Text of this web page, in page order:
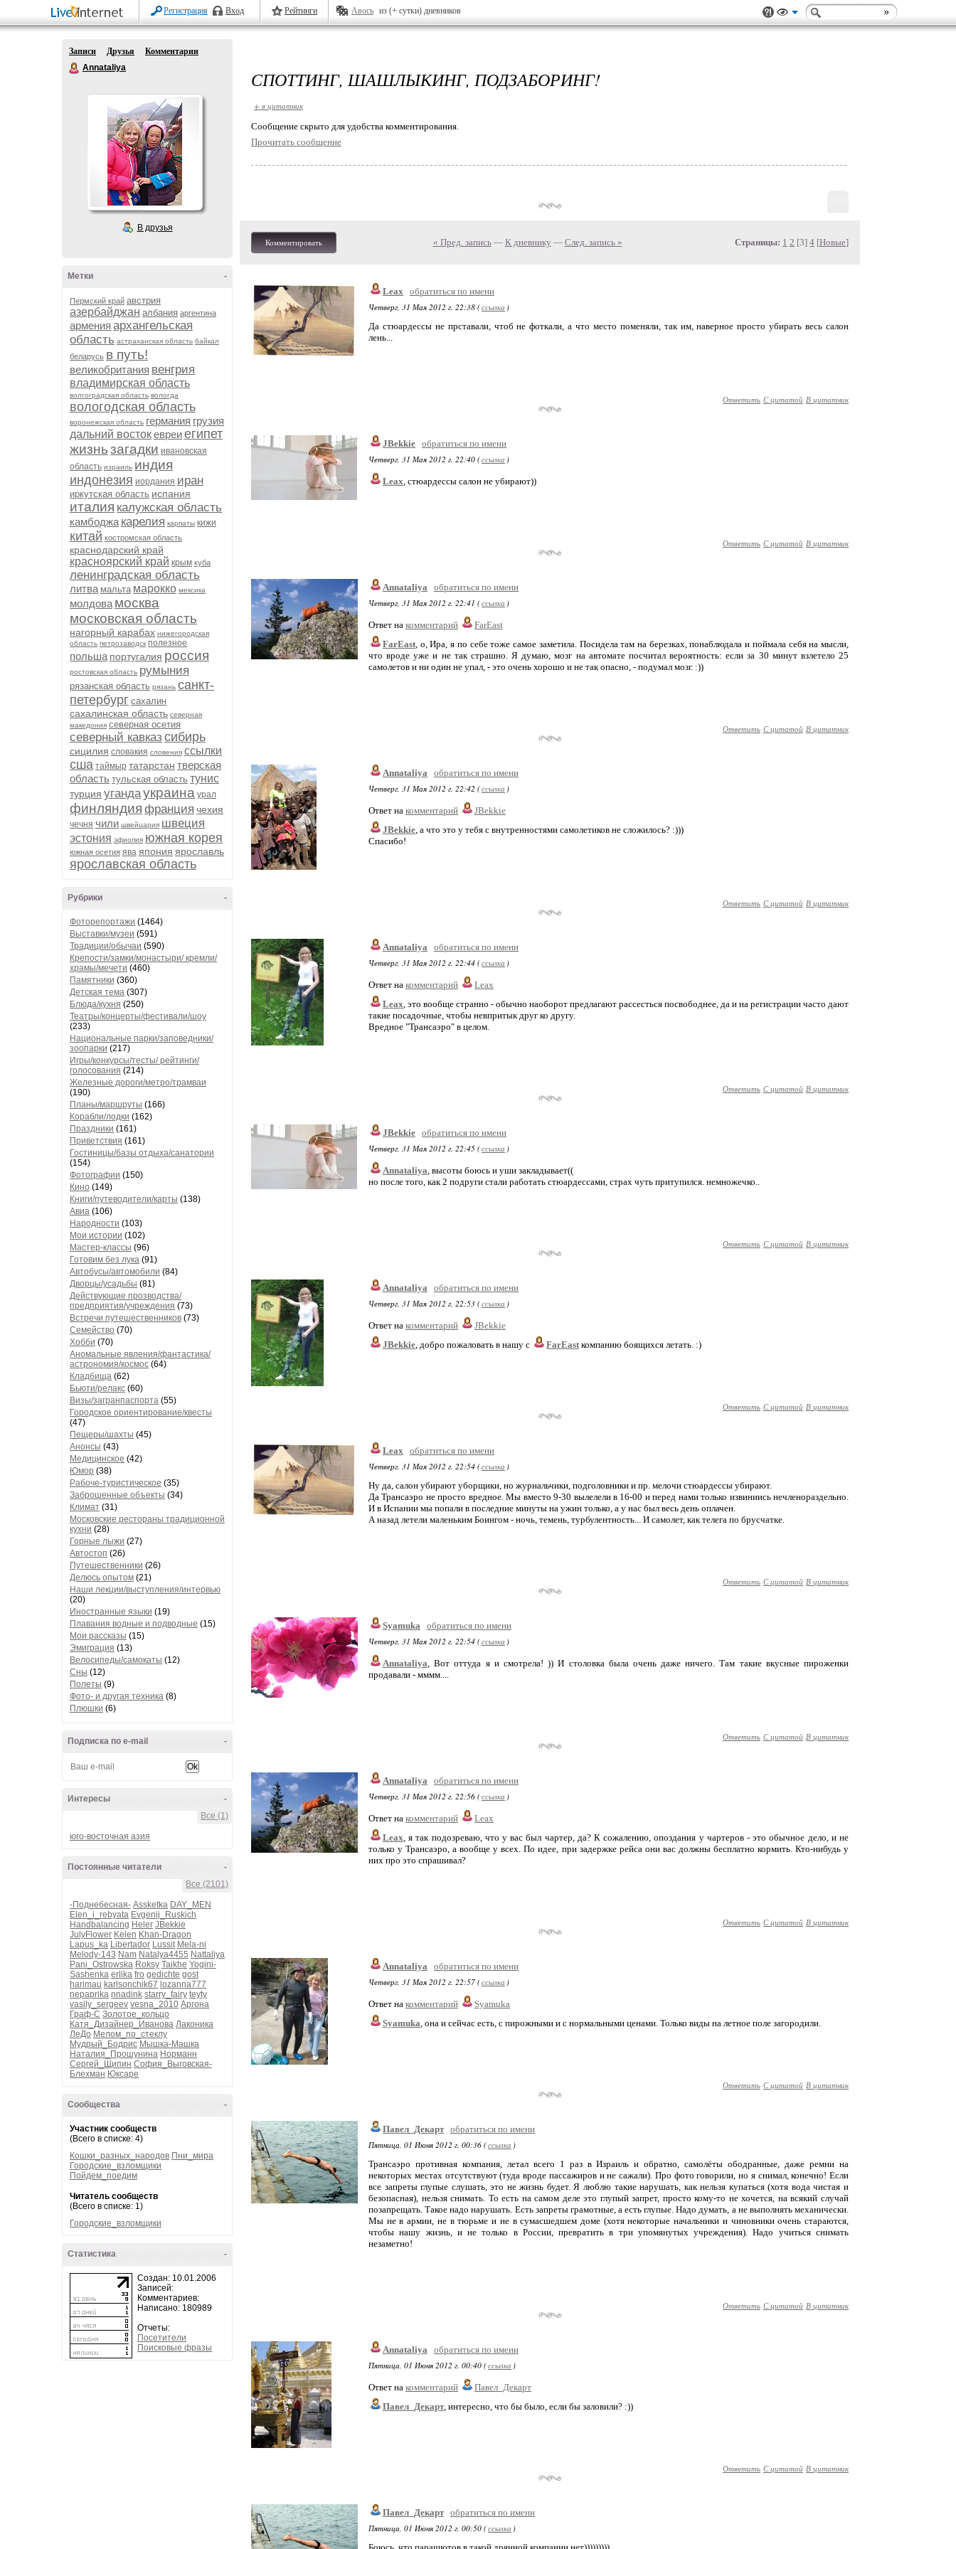
Регистрация Вход Рейтинги Авось из (+ сутки) дневников
Записи Друзья
Комментарии
Annataliya
В друзья
-
Метки
Пермский край австрия
азербайджан албания аргентина
армения архангельская
область астраханская область байкал
беларусь в путь!
великобритания венгрия
владимирская область
волгоградская область вологда
вологодская область
воронежская область германия грузия
дальний востокевреиегипет
жизньзагадки ивановская
область израиль индия
индонезия иордания иран
иркутская область испания
италия калужская область
камбоджа карелия карпаты кижи
китай костромская область
краснодарский край
красноярский край крым куба
ленинградская область
литва мальта марокко мексика
молдова москва
московская область
нагорный карабах нижегородская
область петрозаводск полезное
польша португалия россия
ростовская область румыния
рязанская область рязань санкт-
петербург сахалин
сахалинская область северная
македония северная осетия
северный кавказ сибирь
сицилия словакия словения ссылки
сша таймыр татарстан тверская
область тульская область тунис
турция угандаукраина урал
финляндия франция чехия
чечня чили швейцария швеция
эстония эфиопия южная корея
южная осетия ява япония ярославль
ярославская область
-
Рубрики
Фоторепортажи (1464)
Выставки/музеи (591)
Традиции/обычаи (590)
Крепости/замки/монастыри/ кремли/
храмы/мечети (460)
Памятники (360)
Детская тема (307)
Блюда/кухня (250)
Театры/концерты/фестивали/шоу
(233)
Национальные парки/заповедники/
зоопарки (217)
Игры/конкурсы/тесты/ рейтинги/
голосования (214)
Железные дороги/метро/трамваи
(190)
Планы/маршруты (166)
Корабли/лодки (162)
Праздники (161)
Приветствия (161)
Гостиницы/базы отдыха/санатории
(154)
Фотографии (150)
Кино (149)
Книги/путеводители/карты (138)
Авиа (106)
Народности (103)
Мои истории (102)
Мастер-классы (96)
Готовим без лука (91)
Автобусы/автомобили (84)
Дворцы/усадьбы (81)
Действующие прозводства/
предприятия/учреждения (73)
Встречи путешественников (73)
Семейство (70)
Хобби (70)
Аномальные явления/фантастика/
астрономия/космос (64)
Кладбища (62)
Бьюти/релакс (60)
Визы/загранпаспорта (55)
Городское ориентирование/квесты
(47)
Пещеры/шахты (45)
Анонсы (43)
Медицинское (42)
Юмор (38)
Рабоче-туристическое (35)
Заброшенные объекты (34)
Климат (31)
Московские рестораны традиционной
кухни (28)
Горные лыжи (27)
Автостоп (26)
Путешественники (26)
Делюсь опытом (21)
Наши лекции/выступления/интервью
(20)
Иностранные языки (19)
Плавания водные и подводные (15)
Мои рассказы (15)
Эмиграция (13)
Велосипеды/самокаты (12)
Сны (12)
Полеты (9)
Фото- и другая техника (8)
Плюшки (6)
-
Подписка по e-mail
-
Интересы
Все (1)
юго-восточная азия
-
Постоянные читатели
Все (2101)
-Поднебесная- Assketka DAY_MEN
Elen_i_rebyata Evgenij_Ruskich
Handbalancing Heler JBekkie
JulyFlower Kelen Khan-Dragon
Lapus_ka Libertador Lussit Mela-ni
Melody-143 Nam Natalya4455 Nattaliya
Pani_Ostrowska Roksy Taikhe Yogini-
Sashenka erlika fro gedichte gost
harimau karlsonchik67 lozanna777
nepaprika nnadink starry_fairy teyty
vasily_sergeev vesna_2010 Аргона
Граф-С Золотое_кольцо
Катя_Дизайнер_Иванова Лаконика
ЛеДо Мелом_по_стеклу
Мудрый_Бодрис Мышка-Машка
Наталия_Прошунина Норманн
Сергей_Щипин София_Выговская-
Блехман Юксаре
-
Сообщества
Участник сообществ
(Всего в списке: 4)
Кошки_разных_народов Пни_мира
Городские_взломщики
Пойдем_поедим
Читатель сообществ
(Всего в списке: 1)
Городские_взломщики
-
Статистика
Создан: 10.01.2006
Записей:
Комментариев:
Написано: 180989
Отчеты:
Посетители
Поисковые фразы
СПОТТИНГ, ШАШЛЫКИНГ, ПОДЗАБОРИНГ!
+ в цитатник
Cообщение скрыто для удобства комментирования.
Прочитать сообщение
Комментировать « Пред. запись— К дневнику — След. запись » Страницы: 1 2 [3] 4 [Новые]
Leax обратиться по имени
Четверг, 31 Мая 2012 г. 22:38 (ссылка )
Да стюардессы не прставали, чтоб не фоткали, а что место поменяли, так им, наверное просто убирать весь салон
лень...
Ответить С цитатой В цитатник
JBekkie обратиться по имени
Четверг, 31 Мая 2012 г. 22:40 (ссылка )
Leax, стюардессы салон не убирают))
Ответить С цитатой В цитатник
Annataliya
обратиться по имени
Четверг, 31 Мая 2012 г. 22:41 (ссылка )
Ответ на комментарий
FarEast
FarEast, о, Ира, я по себе тоже самое заметила. Посидела там на березках, понаблюдала и поймала себя на мысли,
что вроде уже и не так страшно. Я думаю, мозг на автомате посчитал вероятность: если за 30 минут взлетело 25
самолетов и ни один не упал, - это очень хорошо и не так опасно, - подумал мозг. :))
Ответить С цитатой В цитатник
Annataliya
обратиться по имени
Четверг, 31 Мая 2012 г. 22:42 (ссылка )
Ответ на комментарий
JBekkie
JBekkie, а что это у тебя с внутренностями самолетиков не сложилось? :)))
Спасибо!
Ответить С цитатой В цитатник
Annataliya
обратиться по имени
Четверг, 31 Мая 2012 г. 22:44 (ссылка )
Ответ на комментарий
Leax
Leax, это вообще странно - обычно наоборот предлагают рассесться посвободнее, да и на регистрации часто дают
такие посадочные, чтобы невпритык друг ко другу.
Вредное "Трансаэро" в целом.
Ответить С цитатой В цитатник
JBekkie обратиться по имени
Четверг, 31 Мая 2012 г. 22:45 (ссылка )
Annataliya, высоты боюсь и уши закладывает((
но после того, как 2 подруги стали работать стюардессами, страх чуть притупился. немножечко..
Ответить С цитатой В цитатник
Annataliya
обратиться по имени
Четверг, 31 Мая 2012 г. 22:53 (ссылка )
Ответ на комментарий
JBekkie
JBekkie, добро пожаловать в нашу с FarEastкомпанию боящихся летать. :)
Ответить С цитатой В цитатник
Leax обратиться по имени
Четверг, 31 Мая 2012 г. 22:54 (ссылка )
Ну да, салон убирают уборщики, но журнальчики, подголовники и пр. мелочи стюардессы убирают.
Да Трансаэро не просто вредное. Мы вместо 9-30 вылелели в 16-00 и перед нами только извиниись нечленораздельно.
И в Испании мы попали в последние минуты на ужин только, а у нас был весь день оплачен.
А назад летели маленьким Боингом - ночь, темень, турбулентность... И самолет, как телега по брусчатке.
Ответить С цитатой В цитатник
Syamuka
обратиться по имени
Четверг, 31 Мая 2012 г. 22:54 (ссылка )
Annataliya, Вот оттуда я и смотрела! )) И столовка была очень даже ничего. Там такие вкусные пироженки
продавали - мммм....
Ответить С цитатой В цитатник
Annataliya
обратиться по имени
Четверг, 31 Мая 2012 г. 22:56 (ссылка )
Ответ на комментарий
Leax
Leax, я так подозреваю, что у вас был чартер, да? К сожалению, опоздания у чартеров - это обычное дело, и не
только у Трансаэро, а вообще у всех. По идее, при задержке рейса они вас должны бесплатно кормить. Кто-нибудь у
них про это спрашивал?
Ответить С цитатой В цитатник
Annataliya
обратиться по имени
Четверг, 31 Мая 2012 г. 22:57 (ссылка )
Ответ на комментарий
Syamuka
Syamuka, она и сейчас есть, с пирожными и с нормальными ценами. Только виды на летное поле загородили.
Ответить С цитатой В цитатник
Павел_Декарт обратиться по имени
Пятница, 01 Июня 2012 г. 00:36 (ссылка )
Трансаэро противная компания, летал всего 1 раз в Израиль и обратно, самолёты ободранные, даже ремни на
некоторых местах отсутствуют (туда вроде пассажиров и не сажали). Про фото говорили, но я снимал, конечно! Если
все запреты глупые слушать, это не жизнь будет. Я люблю такие нарушать, как нельзя купаться (хотя вода чистая и
безопасная), нельзя снимать. То есть на самом деле это глупый запрет, просто кому-то не хочется, на всякий случай
позапрещать. Такое надо нарушать. Есть запреты грамотные, а есть глупые. Надо думать, а не выполнять механически.
Мы не в армии, не в тюрьме и не в сумасшедшем доме (хотя некоторые начальники и чиновники очень стараются,
чтобы нашу жизнь, и не только в России, превратить в три упомянутых учреждения). Надо учиться снимать
незаметно!
Ответить С цитатой В цитатник
Annataliya
обратиться по имени
Пятница, 01 Июня 2012 г. 00:40 (ссылка )
Ответ на комментарий
Павел_Декарт
Павел_Декарт, интересно, что бы было, если бы заловили? :))
Ответить С цитатой В цитатник
Павел_Декарт обратиться по имени
Пятница, 01 Июня 2012 г. 00:50 (ссылка )